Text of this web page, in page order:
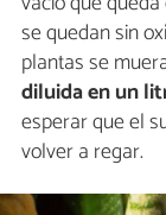
se quedan sin
plantas se
diluida en un
esperar que el
volver a regar.